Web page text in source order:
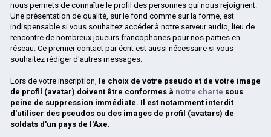
nous permets de connaître le profil des personnes qui nous rejoignent.
Une présentation de qualité, sur le fond comme sur la forme, est
indispensable si vous souhaitez accéder à notre serveur audio, lieu de
rencontre de nombreux joueurs francophones pour nos parties en
réseau. Ce premier contact par écrit est aussi nécessaire si vous
souhaitez rédiger d'autres messages.
Lors de votre inscription, le choix de votre pseudo et de votre image
de profil (avatar) doivent être conformes à notre charte sous
peine de suppression immédiate. Il est notamment interdit
d'utiliser des pseudos ou des images de profil (avatars) de
soldats d'un pays de l'Axe.